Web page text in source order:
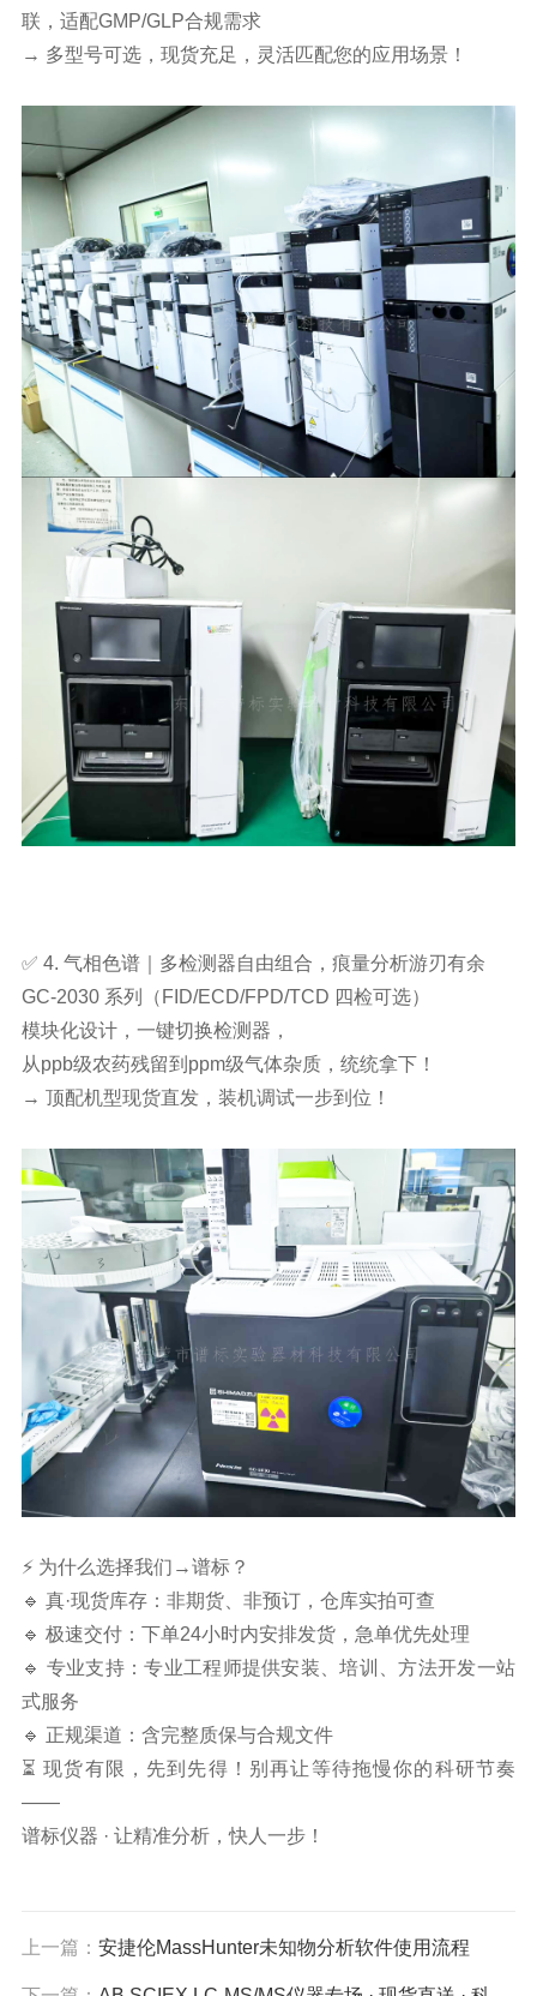
联，适配GMP/GLP合规需求
→ 多型号可选，现货充足，灵活匹配您的应用场景！
✅ 4. 气相色谱｜多检测器自由组合，痕量分析游刃有余
GC-2030 系列（FID/ECD/FPD/TCD 四检可选）
模块化设计，一键切换检测器，
从ppb级农药残留到ppm级气体杂质，统统拿下！
→ 顶配机型现货直发，装机调试一步到位！
⚡ 为什么选择我们→谱标？
🔹 真·现货库存：非期货、非预订，仓库实拍可查
🔹 极速交付：下单24小时内安排发货，急单优先处理
🔹 专业支持：专业工程师提供安装、培训、方法开发一站
式服务
🔹 正规渠道：含完整质保与合规文件
⏳ 现货有限，先到先得！ 别再让等待拖慢你的科研节奏
——
谱标仪器 · 让精准分析，快人一步！
上一篇： 安捷伦MassHunter未知物分析软件使用流程